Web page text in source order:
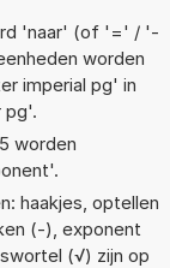
'naar' (of '=' / '-
worden
imperial pg' in
pg'.
worden
haakjes, optellen
(-), exponent
(√) zijn op